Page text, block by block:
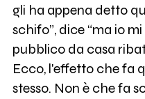
gli ha appena detto
schifo”, dice “ma io
pubblico da casa
Ecco, l'effetto che fa
stesso. Non è che fa